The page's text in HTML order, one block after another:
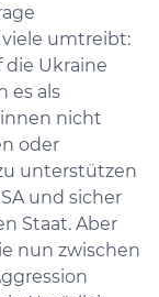
umtreibt:
die Ukraine
es als
nicht
oder
unterstützen
und sicher
Staat. Aber
nun zwischen